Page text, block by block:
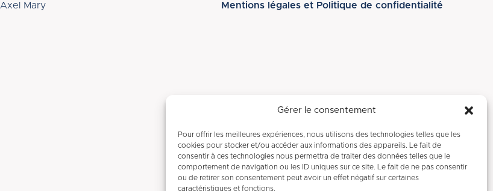
Gérer le consentement
Pour offrir les meilleures expériences, nous utilisons des technologies telles que les
cookies pour stocker et/ou accéder aux informations des appareils. Le fait de
consentir à ces technologies nous permettra de traiter des données telles que le
comportement de navigation ou les ID uniques sur ce site. Le fait de ne pas consentir
ou de retirer son consentement peut avoir un effet négatif sur certaines
caractéristiques et fonctions.
Axel Mary Mentions légales et Politique de confidentialité